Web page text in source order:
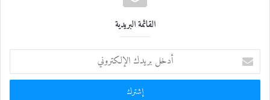
القائمة البريدية
خ